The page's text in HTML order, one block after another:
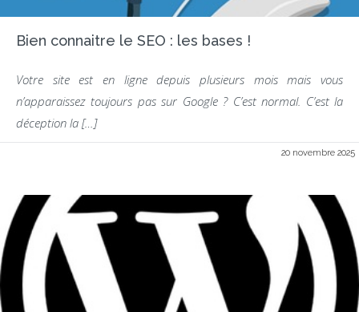
Bien connaitre le SEO : les bases !
Votre site est en ligne depuis plusieurs mois mais vous
n’apparaissez toujours pas sur Google ? C’est normal. C’est la
déception la […]
20 novembre 2025